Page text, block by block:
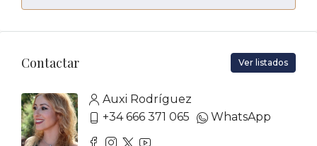
Contactar Ver listados
Auxi Rodríguez
+34 666 371 065
WhatsApp